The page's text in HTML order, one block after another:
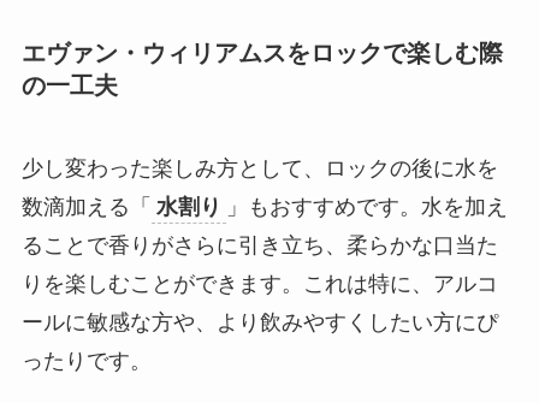
エヴァン・ウィリアムスをロックで楽しむ際
の一工夫
少し変わった楽しみ方として、ロックの後に水を
数滴加える「 水割り
」もおすすめです。水を加え
ることで香りがさらに引き立ち、柔らかな口当た
りを楽しむことができます。これは特に、アルコ
ールに敏感な方や、より飲みやすくしたい方にぴ
ったりです。